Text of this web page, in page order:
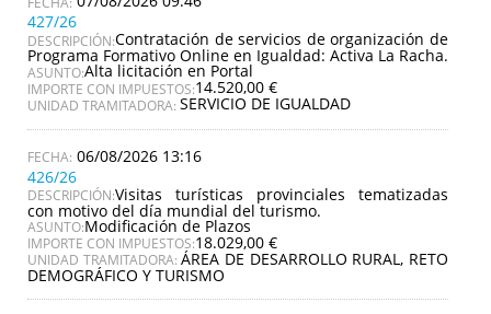
427/26
DESCRIPCIÓN:Contratación de servicios de organización de
Programa Formativo Online en Igualdad: Activa La Racha.
ASUNTO:Alta licitación en Portal
IMPORTE CON IMPUESTOS:14.520,00 €
UNIDAD TRAMITADORA: SERVICIO DE IGUALDAD
06/08/2026 13:16
426/26
DESCRIPCIÓN:Visitas turísticas provinciales tematizadas
con motivo del día mundial del turismo.
ASUNTO:Modificación de Plazos
IMPORTE CON IMPUESTOS:18.029,00 €
UNIDAD TRAMITADORA:ÁREA DE DESARROLLO RURAL, RETO
DEMOGRÁFICO Y TURISMO